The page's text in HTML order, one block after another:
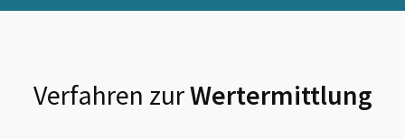
Verfahren zurWertermittlung